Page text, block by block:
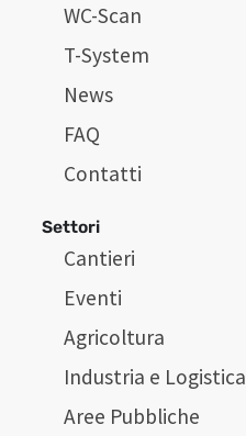
WC-Scan
T-System
News
FAQ
Contatti
Settori
Cantieri
Eventi
Agricoltura
Industria e Logistica
Aree Pubbliche